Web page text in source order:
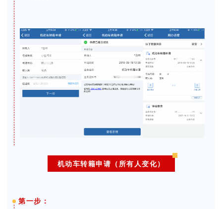
机动车转籍申请（所有人变化）
第一步：